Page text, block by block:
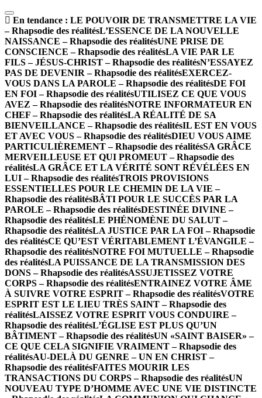
En tendance : LE POUVOIR DE TRANSMETTRE LA VIE
– Rhapsodie des réalitésL’ESSENCE DE LA NOUVELLE
NAISSANCE – Rhapsodie des réalitésUNE PRISE DE
CONSCIENCE – Rhapsodie des réalitésLA VIE PAR LE
FILS – JÉSUS-CHRIST – Rhapsodie des réalitésN’ESSAYEZ
PAS DE DEVENIR – Rhapsodie des réalitésEXERCEZ-
VOUS DANS LA PAROLE – Rhapsodie des réalitésDE FOI
EN FOI – Rhapsodie des réalitésUTILISEZ CE QUE VOUS
AVEZ – Rhapsodie des réalitésNOTRE INFORMATEUR EN
CHEF – Rhapsodie des réalitésLA RÉALITÉ DE SA
BIENVEILLANCE – Rhapsodie des réalitésIL EST EN VOUS
ET AVEC VOUS – Rhapsodie des réalitésDIEU VOUS AIME
PARTICULIÈREMENT – Rhapsodie des réalitésSA GRÂCE
MERVEILLEUSE ET QUI PROMEUT – Rhapsodie des
réalitésLA GRÂCE ET LA VÉRITÉ SONT RÉVÉLÉES EN
LUI – Rhapsodie des réalitésTROIS PROVISIONS
ESSENTIELLES POUR LE CHEMIN DE LA VIE –
Rhapsodie des réalitésBÂTI POUR LE SUCCÈS PAR LA
PAROLE – Rhapsodie des réalitésDESTINÉE DIVINE –
Rhapsodie des réalitésLE PHÉNOMÈNE DU SALUT –
Rhapsodie des réalitésLA JUSTICE PAR LA FOI – Rhapsodie
des réalitésCE QU’EST VÉRITABLEMENT L’ÉVANGILE –
Rhapsodie des réalitésNOTRE FOI MUTUELLE – Rhapsodie
des réalitésLA PUISSANCE DE LA TRANSMISSION DES
DONS – Rhapsodie des réalitésASSUJETISSEZ VOTRE
CORPS – Rhapsodie des réalitésENTRAINEZ VOTRE ÂME
À SUIVRE VOTRE ESPRIT – Rhapsodie des réalitésVOTRE
ESPRIT EST LE LIEU TRÈS SAINT – Rhapsodie des
réalitésLAISSEZ VOTRE ESPRIT VOUS CONDUIRE –
Rhapsodie des réalitésL’ÉGLISE EST PLUS QU’UN
BÂTIMENT – Rhapsodie des réalitésUN «SAINT BAISER» –
CE QUE CELA SIGNIFIE VRAIMENT – Rhapsodie des
réalitésAU-DELÀ DU GENRE – UN EN CHRIST –
Rhapsodie des réalitésFAITES MOURIR LES
TRANSACTIONS DU CORPS – Rhapsodie des réalitésUN
NOUVEAU TYPE D’HOMME AVEC UNE VIE DISTINCTE